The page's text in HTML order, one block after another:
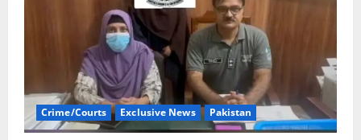
Crime/Courts Exclusive News Pakistan